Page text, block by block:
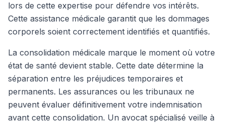
lors de cette expertise pour défendre vos intérêts.
Cette assistance médicale garantit que les dommages
corporels soient correctement identifiés et quantifiés.
La consolidation médicale marque le moment où votre
état de santé devient stable. Cette date détermine la
séparation entre les préjudices temporaires et
permanents. Les assurances ou les tribunaux ne
peuvent évaluer définitivement votre indemnisation
avant cette consolidation. Un avocat spécialisé veille à